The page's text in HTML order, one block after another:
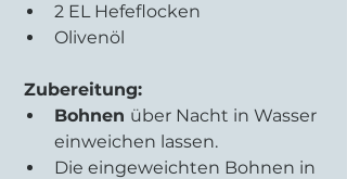
2 EL Hefeflocken
Olivenöl
Zubereitung:
Bohnen über Nacht in Wasser
einweichen lassen.
Die eingeweichten Bohnen in